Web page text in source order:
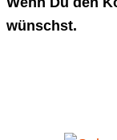
wünschst.